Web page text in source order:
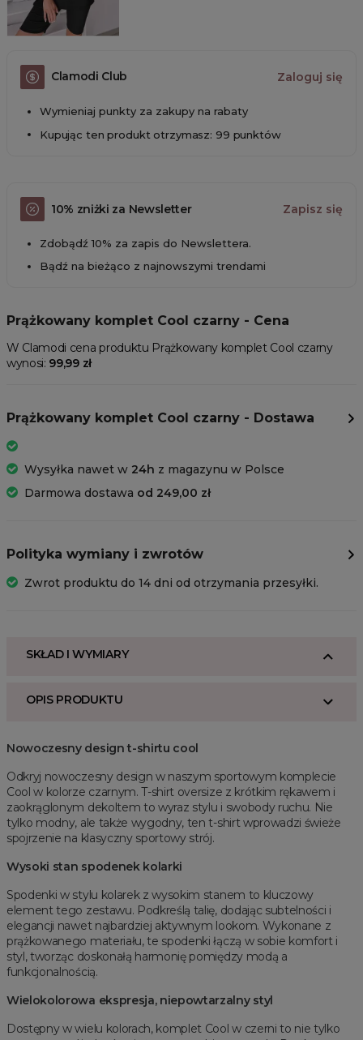
Clamodi Club Zaloguj się
Wymieniaj punkty za zakupy na rabaty
Kupując ten produkt otrzymasz: 99 punktów
10% zniżki za Newsletter Zapisz się
Zdobądź 10% za zapis do Newslettera.
Bądź na bieżąco z najnowszymi trendami
Prążkowany komplet Cool czarny - Cena
W Clamodi cena produktu Prążkowany komplet Cool czarny
wynosi: 99,99 zł
Prążkowany komplet Cool czarny - Dostawa
Wysyłka nawet w 24h z magazynu w Polsce
Darmowa dostawa od 249,00 zł
Polityka wymiany i zwrotów
Zwrot produktu do 14 dni od otrzymania przesyłki.
SKŁAD I WYMIARY
OPIS PRODUKTU
Nowoczesny design t-shirtu cool
Odkryj nowoczesny design w naszym sportowym komplecie
Cool w kolorze czarnym. T-shirt oversize z krótkim rękawem i
zaokrąglonym dekoltem to wyraz stylu i swobody ruchu. Nie
tylko modny, ale także wygodny, ten t-shirt wprowadzi świeże
spojrzenie na klasyczny sportowy strój.
Wysoki stan spodenek kolarki
Spodenki w stylu kolarek z wysokim stanem to kluczowy
element tego zestawu. Podkreślą talię, dodając subtelności i
elegancji nawet najbardziej aktywnym lookom. Wykonane z
prążkowanego materiału, te spodenki łączą w sobie komfort i
styl, tworząc doskonałą harmonię pomiędzy modą a
funkcjonalnością.
Wielokolorowa ekspresja, niepowtarzalny styl
Dostępny w wielu kolorach, komplet Cool w czerni to nie tylko